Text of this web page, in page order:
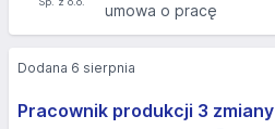
umowa o pracę
Pracownik produkcji 3 zmiany
Dodana 6 sierpnia